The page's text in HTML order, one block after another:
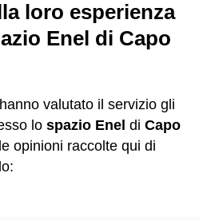
loro esperienza
Enel di Capo
valutato il servizio gli
lo spazio Enel di Capo
opinioni raccolte qui di